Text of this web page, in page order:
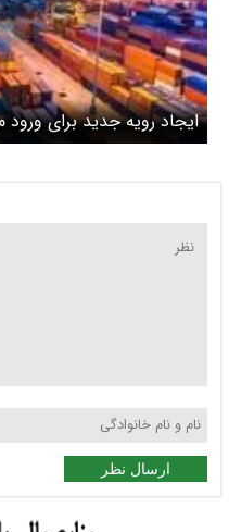
ایجاد رویه جدید برای ورود
ارسال نظر